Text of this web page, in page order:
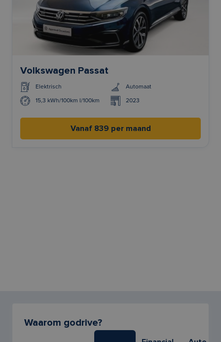
Volkswagen Passat
Elektrisch Automaat
15,3 kWh/100km l/100km 2023
Vanaf 839 per maand
Waarom godrive?